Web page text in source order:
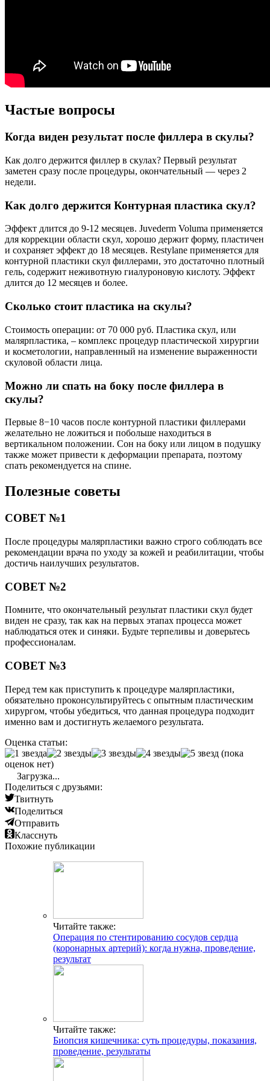
Частые вопросы
Когда виден результат после филлера в скулы?
Как долго держится филлер в скулах? Первый результат
заметен сразу после процедуры, окончательный — через 2
недели.
Как долго держится Контурная пластика скул?
Эффект длится до 9-12 месяцев. Juvederm Voluma применяется
для коррекции области скул, хорошо держит форму, пластичен
и сохраняет эффект до 18 месяцев. Restylane применяется для
контурной пластики скул филлерами, это достаточно плотный
гель, содержит неживотную гиалуроновую кислоту. Эффект
длится до 12 месяцев и более.
Сколько стоит пластика на скулы?
Стоимость операции: от 70 000 руб. Пластика скул, или
малярпластика, – комплекс процедур пластической хирургии
и косметологии, направленный на изменение выраженности
скуловой области лица.
Можно ли спать на боку после филлера в
скулы?
Первые 8−10 часов после контурной пластики филлерами
желательно не ложиться и побольше находиться в
вертикальном положении. Сон на боку или лицом в подушку
также может привести к деформации препарата, поэтому
спать рекомендуется на спине.
Полезные советы
СОВЕТ №1
После процедуры малярпластики важно строго соблюдать все
рекомендации врача по уходу за кожей и реабилитации, чтобы
достичь наилучших результатов.
СОВЕТ №2
Помните, что окончательный результат пластики скул будет
виден не сразу, так как на первых этапах процесса может
наблюдаться отек и синяки. Будьте терпеливы и доверьтесь
профессионалам.
СОВЕТ №3
Перед тем как приступить к процедуре малярпластики,
обязательно проконсультируйтесь с опытным пластическим
хирургом, чтобы убедиться, что данная процедура подходит
именно вам и достигнуть желаемого результата.
Оценка статьи:
(пока
оценок нет)
Загрузка...
Поделиться с друзьями:
Твитнуть
Поделиться
Отправить
Класснуть
Похожие публикации
Читайте также:
Операция по стентированию сосудов сердца
(коронарных артерий): когда нужна, проведение,
результат
Читайте также:
Биопсия кишечника: суть процедуры, показания,
проведение, результаты